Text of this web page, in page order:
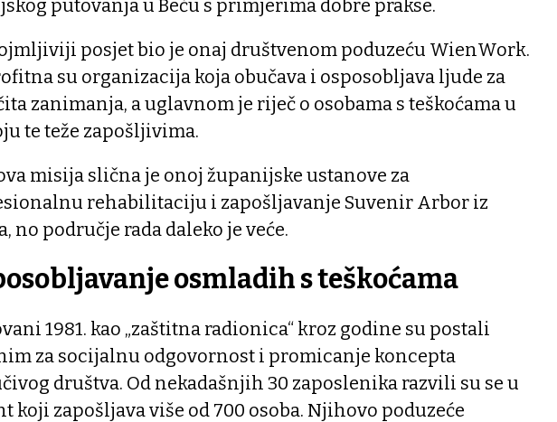
putovanja u Beču s primjerima dobre prakse.
posjet bio je onaj društvenom poduzeću WienWork.
su organizacija koja obučava i osposobljava ljude za
zanimanja, a uglavnom je riječ o osobama s teškoćama u
te teže zapošljivima.
misija slična je onoj županijske ustanove za
rehabilitaciju i zapošljavanje Suvenir Arbor iz
no područje rada daleko je veće.
osmladih s teškoćama
1981. kao „zaštitna radionica“ kroz godine su postali
za socijalnu odgovornost i promicanje koncepta
društva. Od nekadašnjih 30 zaposlenika razvili su se u
koji zapošljava više od 700 osoba. Njihovo poduzeće